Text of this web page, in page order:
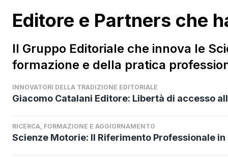
gruppo)
Sigma
alteti
Editore e Partners che
Il Gruppo Editoriale che innova le
formazione e della pratica
INNOVATORI DELLA TRADIZIONE EDITORIALE
Giacomo Catalani Editore: Libertà di accesso
RICERCA, FORMAZIONE E AGGIORNAMENTO
Scienze Motorie: Il Riferimento Professionale in